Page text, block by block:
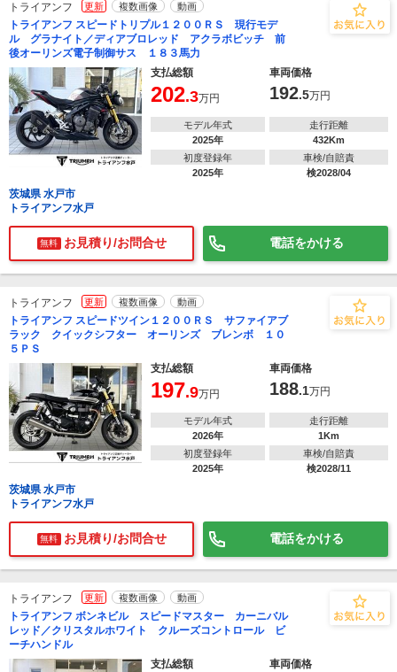
トライアンフ 更新 複数画像 動画
トライアンフ スピードトリプル１２００ＲＳ 現行モデ
ル グラナイト／ディアブロレッド アクラボビッチ 前
後オーリンズ電子制御サス １８３馬力
支払総額
車両価格
202.3万円 192.5万円
モデル年式
2025年
走行距離
432Km
初度登録年
2025年
車検/自賠責
検2028/04
茨城県 水戸市
トライアンフ水戸
無料 お見積り/お問合せ 電話をかける
トライアンフ 更新 複数画像 動画
トライアンフ スピードツイン１２００ＲＳ サファイアブ
ラック クイックシフター オーリンズ ブレンボ １０
５ＰＳ
支払総額
車両価格
197.9万円 188.1万円
モデル年式
2026年
走行距離
1Km
初度登録年
2025年
車検/自賠責
検2028/11
茨城県 水戸市
トライアンフ水戸
無料 お見積り/お問合せ 電話をかける
トライアンフ 更新 複数画像 動画
トライアンフ ボンネビル スピードマスター カーニバル
レッド／クリスタルホワイト クルーズコントロール ビ
ーチハンドル
支払総額
車両価格